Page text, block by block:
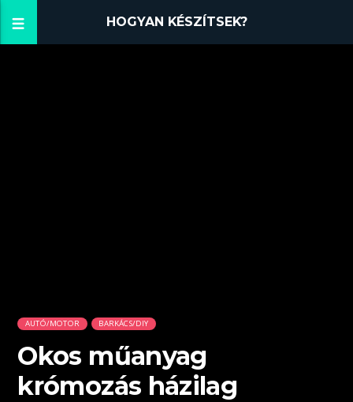
HOGYAN KÉSZÍTSEK?
AUTÓ/MOTOR BARKÁCS/DIY
Okos műanyag
krómozás házilag